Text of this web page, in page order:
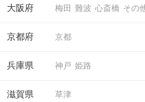
大阪府 梅田 難波 心斎橋 その
京都府 京都
兵庫県 神戸 姫路
滋賀県 草津